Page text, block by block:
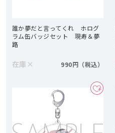
誰か夢だと言ってくれ ホログ
ラム缶バッジセット 現寿＆夢
路
在庫 × 990円